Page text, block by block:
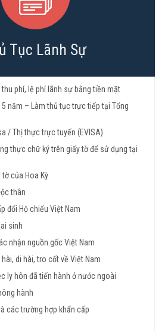
Tục Lãnh Sự
phí, lệ phí lãnh sự bằng tiền mặt
năm – Làm thủ tục trực tiếp tại Tổng
/ Thị thực trực tuyến (EVISA)
thực chữ ký trên giấy tờ để sử dụng tại
tờ của Hoa Kỳ
thân
đổi Hộ chiếu Việt Nam
sinh
nhận nguồn gốc Việt Nam
di hài, tro cốt về Việt Nam
ly hôn đã tiến hành ở nước ngoài
hành
các trường hợp khẩn cấp